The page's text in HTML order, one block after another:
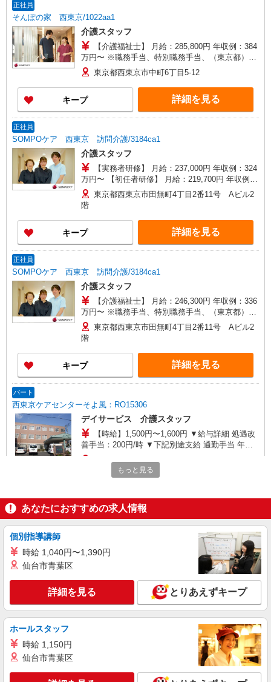
給 ◎残業時は別途時間外手当支給（超過1分〜）
正社員
そんぽの家 西東京/1022aa1
介護スタッフ
【介護福祉士】 月給：285,800円 年収例：384
万円〜 ※職務手当、特別職務手当、（東京都）居
住支援特別手当、働きがい向上手当、日祝手当
（月平均2回分）、夜勤手当（月平均5回分）等、
毎月平均的に支払われる手当を含みます。 ※居住
支援特別手当は勤続5年目までの方はさらに1万円
支給（再入社は除く） ◎賞与：基本給2.08ヶ月分/
分〜）
東京都西東京市中町6丁目5-12
キープ 詳細を見る
正社員
SOMPOケア 西東京 訪問介護/3184ca1
介護スタッフ
【実務者研修】 月給：237,000円 年収例：324
万円〜 【初任者研修】 月給：219,700円 年収例：
305万円〜 ※職務手当、（東京都）居住支援特別
手当、日祝手当（月平均2回分）等、毎月平均的に
支払われる手当を含みます。 ※居住支援特別手当
は勤続5年目までの方はさらに1万円支給（再入社
は除く） ◎賞与：基本給2.08ヶ月分/年支給 ◎残
業時は別途時間外手当支給（超過1分〜）
東京都西東京市田無町4丁目2番11号 Aビル2
階
キープ 詳細を見る
正社員
SOMPOケア 西東京 訪問介護/3184ca1
介護スタッフ
【介護福祉士】 月給：246,300円 年収例：336
万円〜 ※職務手当、特別職務手当、（東京都）居
住支援特別手当、働きがい向上手当、日祝手当
（月平均2回分）等、毎月平均的に支払われる手当
を含みます。 ※居住支援特別手当は勤続5年目ま
での方はさらに1万円支給（再入社は除く） ◎賞
与：基本給2.08ヶ月分/年支給 ◎残業時は別途時間
外手当支給（超過1分〜）
東京都西東京市田無町4丁目2番11号 Aビル2
階
キープ 詳細を見る
パート
西東京ケアセンターそよ風：RO15306
デイサービス 介護スタッフ
【時給】1,500円〜1,600円 ▼給与詳細 処遇改
善手当：200円/時 ▼下記別途支給 通勤手当 年末
年始手当：380円/時 寸志あり：年2回（6月・12
月） ※業績による ※処遇改善手当は試用期間中(3
ヶ月)は支給なし
東京都西東京市東伏見5-10-15
パート
西東京ケアセンターそよ風：RO16863
ショートステイ 夜勤専従介護職
【時給】1,670円〜1,820円 ▼給与詳細 処遇改
善手当：220円/時 夜勤手当:6,000円/回 ▼下記別途
時〜1/324時 寸志あり：年2回（6月・12月） ※業
績による ※処遇改善手当は試用期間中(3ヶ月)は支
給なし
東京都西東京市東伏見5-10-15
キープ 詳細を見る
西東京ケアコミュニティそよ風：RO15393
有料老人ホーム 夜勤専従介護職
【時給】1,520円〜1,720円 ▼給与詳細 処遇改
もっと見る
あなたにおすすめの求人情報
個別指導講師
時給 1,040円〜1,390円
仙台市青葉区
詳細を見る とりあえずキープ
ホールスタッフ
時給 1,150円
仙台市青葉区